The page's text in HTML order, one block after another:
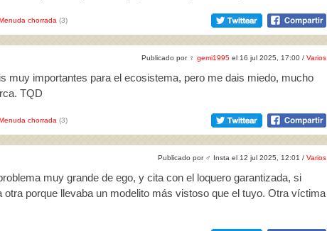
chorrada (3)
Publicado por ♀ gemi1995 el 16 jul 2025, 17:00 / Varios
muy importantes para el ecosistema, pero me dais miedo, mucho
TQD
chorrada (3)
Publicado por ♂ Insta el 12 jul 2025, 12:01 / Varios
muy grande de ego, y cita con el loquero garantizada, si
otra porque llevaba un modelito más vistoso que el tuyo. Otra víctima